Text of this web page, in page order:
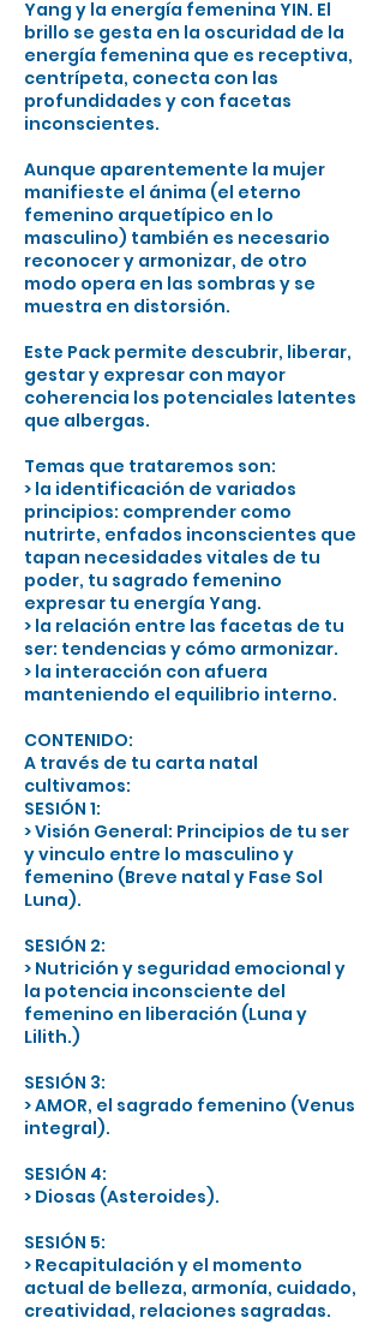
Yang y la energía femenina YIN. El
brillo se gesta en la oscuridad de la
energía femenina que es receptiva,
centrípeta, conecta con las
profundidades y con facetas
inconscientes.
Aunque aparentemente la mujer
manifieste el ánima (el eterno
femenino arquetípico en lo
masculino) también es necesario
reconocer y armonizar, de otro
modo opera en las sombras y se
muestra en distorsión.
Este Pack permite descubrir, liberar,
gestar y expresar con mayor
coherencia los potenciales latentes
que albergas.
Temas que trataremos son:
> la identificación de variados
principios: comprender como
nutrirte, enfados inconscientes que
tapan necesidades vitales de tu
poder, tu sagrado femenino
expresar tu energía Yang.
> la relación entre las facetas de tu
ser: tendencias y cómo armonizar.
> la interacción con afuera
manteniendo el equilibrio interno.
CONTENIDO:
A través de tu carta natal
cultivamos:
SESIÓN 1:
> Visión General: Principios de tu ser
y vinculo entre lo masculino y
femenino (Breve natal y Fase Sol
Luna).
SESIÓN 2:
> Nutrición y seguridad emocional y
la potencia inconsciente del
femenino en liberación (Luna y
Lilith.)
SESIÓN 3:
> AMOR, el sagrado femenino (Venus
integral).
SESIÓN 4:
> Diosas (Asteroides).
SESIÓN 5:
> Recapitulación y el momento
actual de belleza, armonía, cuidado,
creatividad, relaciones sagradas.